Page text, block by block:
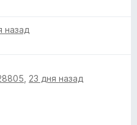
назад
23 дня назад